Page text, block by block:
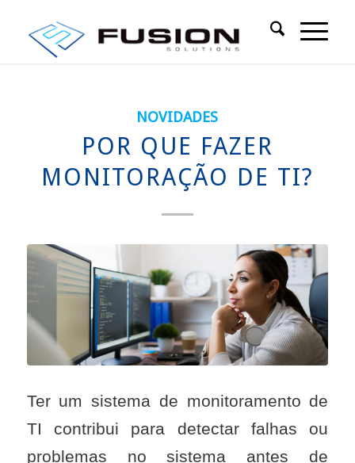
NOVIDADES
POR QUE FAZER
MONITORAÇÃO DE TI?
Ter um sistema de monitoramento de
TI contribui para detectar falhas ou
problemas no sistema antes de